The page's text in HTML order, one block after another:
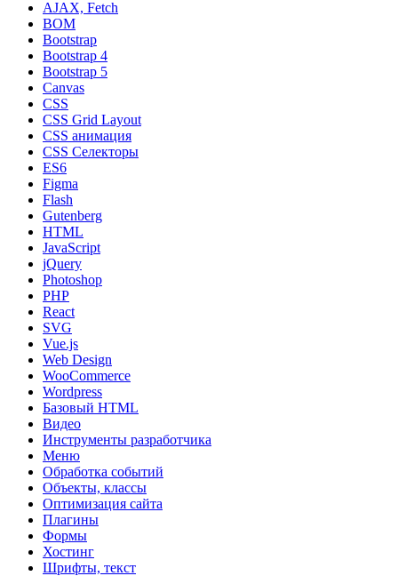
AJAX, Fetch
BOM
Bootstrap
Bootstrap 4
Bootstrap 5
Canvas
CSS
CSS Grid Layout
CSS анимация
CSS Селекторы
ES6
Figma
Flash
Gutenberg
HTML
JavaScript
jQuery
Photoshop
PHP
React
SVG
Vue.js
Web Design
WooCommerce
Wordpress
Базовый HTML
Видео
Инструменты разработчика
Меню
Обработка событий
Объекты, классы
Оптимизация сайта
Плагины
Формы
Хостинг
Шрифты, текст